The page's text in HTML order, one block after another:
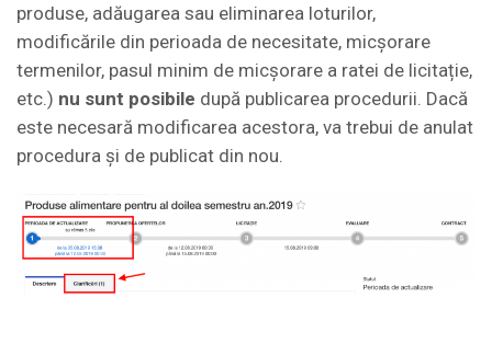
produse, adăugarea sau eliminarea loturilor,
modificările din perioada de necesitate, micșorare
termenilor, pasul minim de micșorare a ratei de licitație,
etc.) nu sunt posibile după publicarea procedurii. Dacă
este necesară modificarea acestora, va trebui de anulat
procedura și de publicat din nou.